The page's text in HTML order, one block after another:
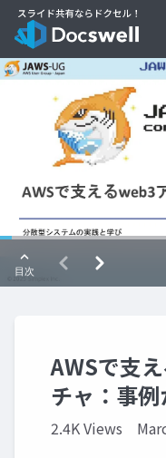
AWSで支
チャ：事
2.4K Views